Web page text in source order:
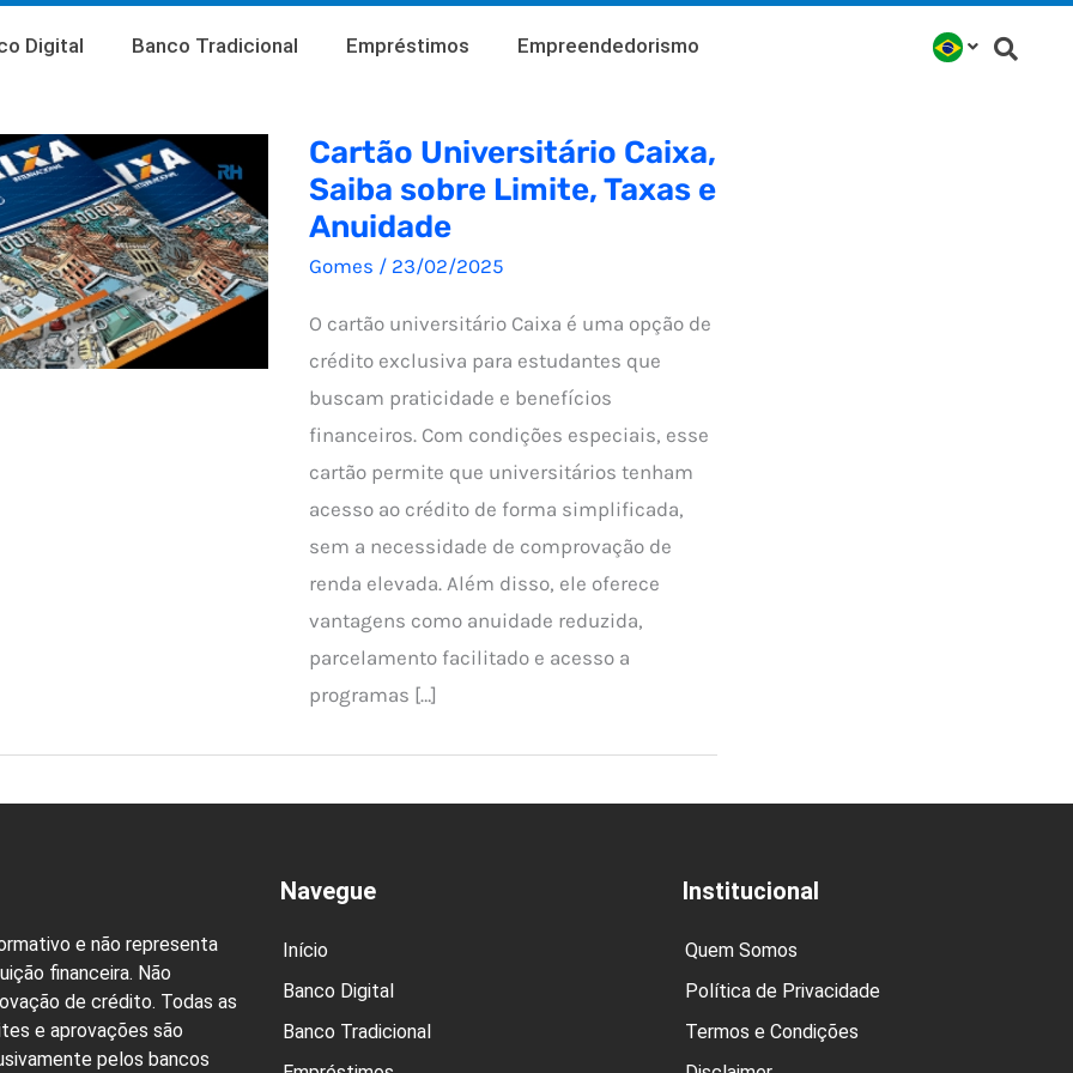
Digital Banco Tradicional Empréstimos Empreendedorismo
Cartão Universitário Caixa,
Saiba sobre Limite, Taxas e
Anuidade
Gomes / 23/02/2025
O cartão universitário Caixa é uma opção de
crédito exclusiva para estudantes que
buscam praticidade e benefícios
financeiros. Com condições especiais, esse
cartão permite que universitários tenham
acesso ao crédito de forma simplificada,
sem a necessidade de comprovação de
renda elevada. Além disso, ele oferece
vantagens como anuidade reduzida,
parcelamento facilitado e acesso a
programas […]
e não representa
financeira. Não
de crédito. Todas as
e aprovações são
pelos bancos
Navegue
Início
Banco Digital
Banco Tradicional
Institucional
Quem Somos
Política de Privacidade
Termos e Condições